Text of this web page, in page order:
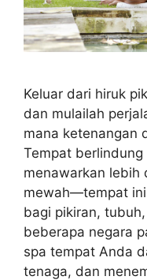
Keluar dari hiruk
dan mulailah
mana ketenangan
Tempat
menawarkan lebih
mewah—tempat
bagi pikiran,
beberapa negara
spa tempat Anda
tenaga, dan